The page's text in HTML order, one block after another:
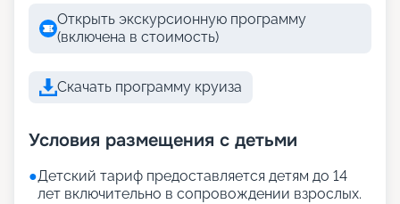
Открыть экскурсионную программу
(включена в стоимость)
Скачать программу круиза
Условия размещения с детьми
●Детский тариф предоставляется детям до 14
лет включительно в сопровождении взрослых.